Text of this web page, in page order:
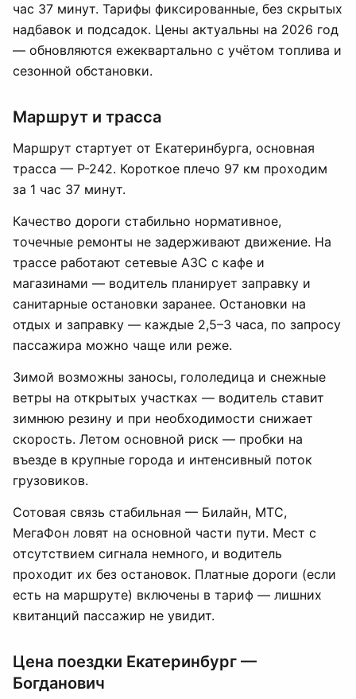
час 37 минут. Тарифы фиксированные, без скрытых
надбавок и подсадок. Цены актуальны на 2026 год
— обновляются ежеквартально с учётом топлива и
сезонной обстановки.
Маршрут и трасса
Маршрут стартует от Екатеринбурга, основная
трасса — Р-242. Короткое плечо 97 км проходим
за 1 час 37 минут.
Качество дороги стабильно нормативное,
точечные ремонты не задерживают движение. На
трассе работают сетевые АЗС с кафе и
магазинами — водитель планирует заправку и
санитарные остановки заранее. Остановки на
отдых и заправку — каждые 2,5–3 часа, по запросу
пассажира можно чаще или реже.
Зимой возможны заносы, гололедица и снежные
ветры на открытых участках — водитель ставит
зимнюю резину и при необходимости снижает
скорость. Летом основной риск — пробки на
въезде в крупные города и интенсивный поток
грузовиков.
Сотовая связь стабильная — Билайн, МТС,
МегаФон ловят на основной части пути. Мест с
отсутствием сигнала немного, и водитель
проходит их без остановок. Платные дороги (если
есть на маршруте) включены в тариф — лишних
квитанций пассажир не увидит.
Цена поездки Екатеринбург —
Богданович